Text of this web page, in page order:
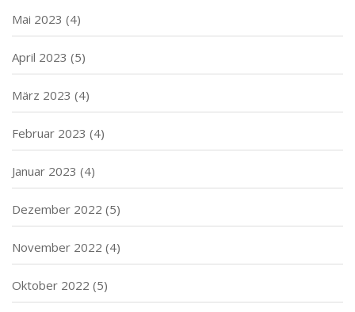
Mai 2023 (4)
April 2023 (5)
März 2023 (4)
Februar 2023 (4)
Januar 2023 (4)
Dezember 2022 (5)
November 2022 (4)
Oktober 2022 (5)